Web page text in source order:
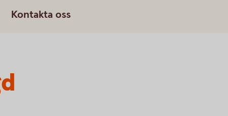
Kontakta oss